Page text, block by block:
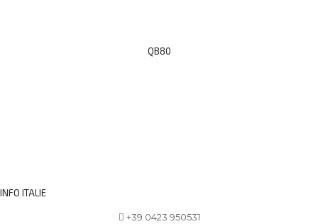
QB80
INFO ITALIE
+39 0423 950531